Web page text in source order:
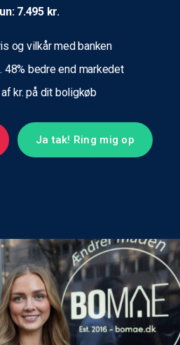
7.495 kr.
og vilkår med banken
bedre end markedet
kr. på dit boligkøb
Ja tak! Ring mig op